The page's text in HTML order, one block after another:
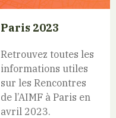
Paris 2023
Retrouvez toutes les
informations utiles
sur les Rencontres
de l’AIMF à Paris en
avril 2023.